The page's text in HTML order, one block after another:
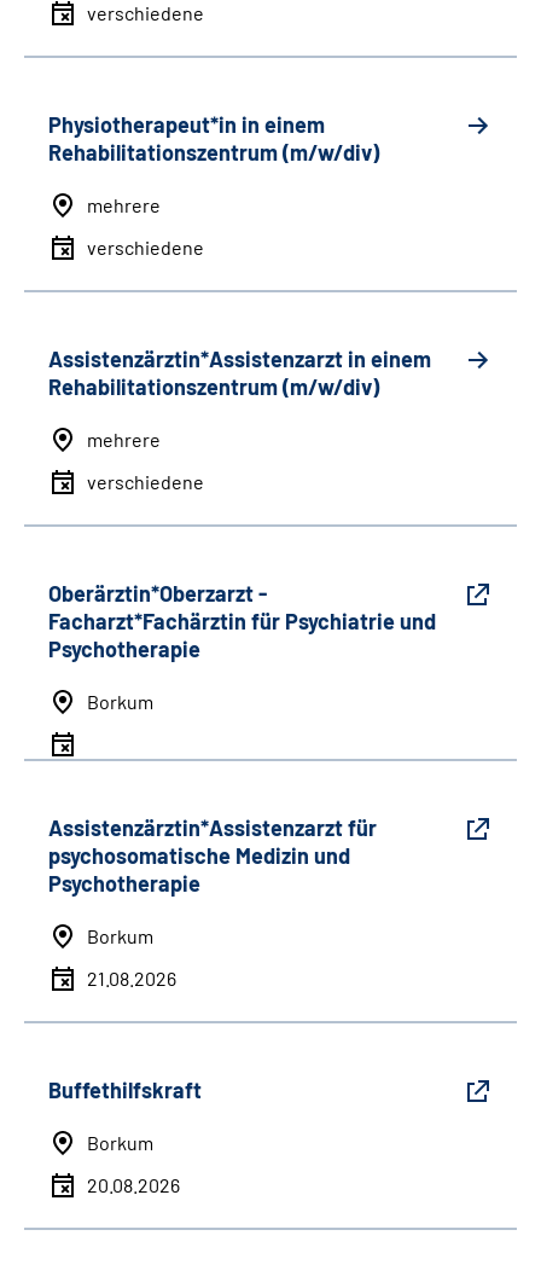
verschiedene
Physiotherapeut*in in einem
Rehabilitationszentrum (m/w/div)
mehrere
verschiedene
Assistenzärztin*Assistenzarzt in einem
Rehabilitationszentrum (m/w/div)
mehrere
verschiedene
Oberärztin*Oberzarzt -
Facharzt*Fachärztin für Psychiatrie und
Psychotherapie
Borkum
Assistenzärztin*Assistenzarzt für
psychosomatische Medizin und
Psychotherapie
Borkum
21.08.2026
Buffethilfskraft
Borkum
20.08.2026